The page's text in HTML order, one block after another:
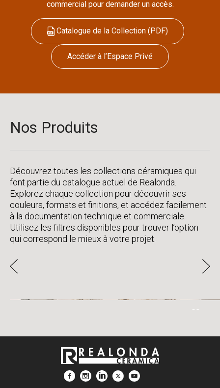
commercial pour demander un accès.
Catalogue de la Collection (PDF)
Accéder à l’Espace Privé
Nos Produits
Découvrez toutes les collections céramiques qui
font partie du catalogue actuel de Realonda.
Explorez chaque collection pour découvrir ses
couleurs, formats et finitions, et accédez facilement
à la documentation technique et commerciale.
Utilisez les filtres disponibles pour trouver l’option
qui correspond le mieux à votre projet.